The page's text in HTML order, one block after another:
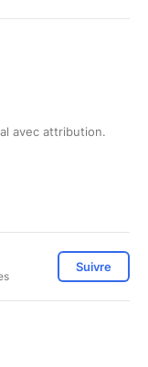
avec attribution.
Suivre